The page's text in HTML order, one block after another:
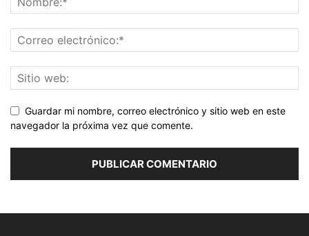
Guardar mi nombre, correo electrónico y sitio web en este
navegador la próxima vez que comente.